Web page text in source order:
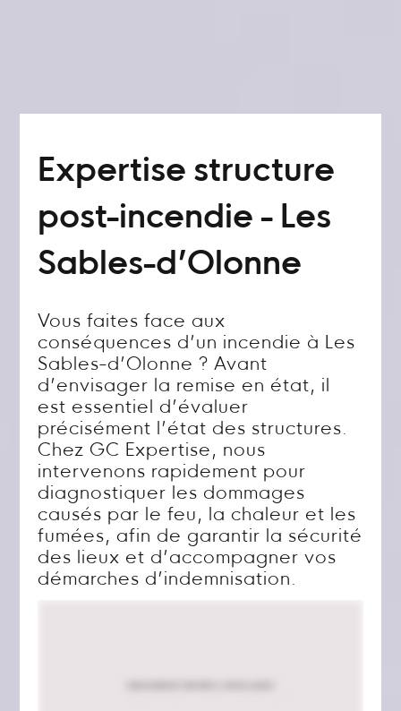
Expertise structure
post-incendie - Les
Sables-d’Olonne
Vous faites face aux
conséquences d’un incendie à Les
Sables-d’Olonne ? Avant
d’envisager la remise en état, il
est essentiel d’évaluer
précisément l’état des structures.
Chez GC Expertise, nous
intervenons rapidement pour
diagnostiquer les dommages
causés par le feu, la chaleur et les
fumées, afin de garantir la sécurité
des lieux et d’accompagner vos
démarches d’indemnisation.